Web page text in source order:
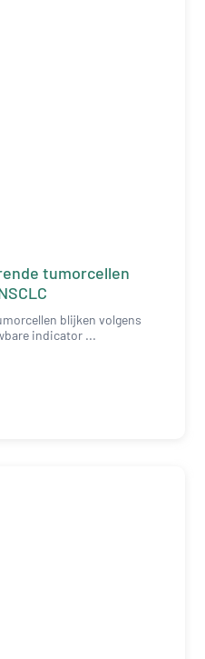
tumorcellen
blijken volgens
indicator ...